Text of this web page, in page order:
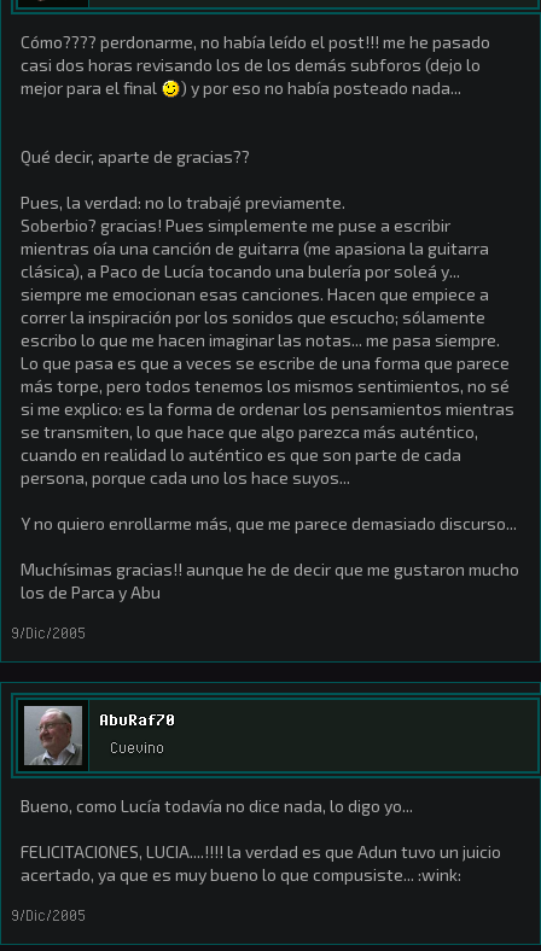
Cómo???? perdonarme, no había leído el post!!! me he pasado
casi dos horas revisando los de los demás subforos (dejo lo
mejor para el final
) y por eso no había posteado nada...
Qué decir, aparte de gracias??
Pues, la verdad: no lo trabajé previamente.
Soberbio? gracias! Pues simplemente me puse a escribir
mientras oía una canción de guitarra (me apasiona la guitarra
clásica), a Paco de Lucía tocando una bulería por soleá y...
siempre me emocionan esas canciones. Hacen que empiece a
correr la inspiración por los sonidos que escucho; sólamente
escribo lo que me hacen imaginar las notas... me pasa siempre.
Lo que pasa es que a veces se escribe de una forma que parece
más torpe, pero todos tenemos los mismos sentimientos, no sé
si me explico: es la forma de ordenar los pensamientos mientras
se transmiten, lo que hace que algo parezca más auténtico,
cuando en realidad lo auténtico es que son parte de cada
persona, porque cada uno los hace suyos...
Y no quiero enrollarme más, que me parece demasiado discurso...
Muchísimas gracias!! aunque he de decir que me gustaron mucho
los de Parca y Abu
9/Dic/2005
AbuRaf70
Cuevino
Bueno, como Lucía todavía no dice nada, lo digo yo...
FELICITACIONES, LUCIA....!!!! la verdad es que Adun tuvo un juicio
acertado, ya que es muy bueno lo que compusiste... :wink:
9/Dic/2005